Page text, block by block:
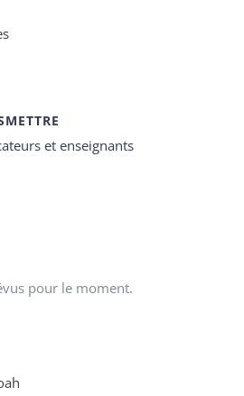
et enseignants
pour le moment.